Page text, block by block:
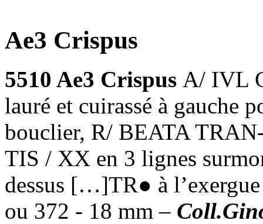
Ae3 Crispus
5510 Ae3 Crispus A/ IVL
lauré et cuirassé à gauche
bouclier, R/ BEATA
TIS / XX en 3 lignes
dessus […]TR● à
ou 372 - 18 mm –